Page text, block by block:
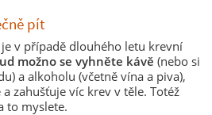
pít
v případě dlouhého letu krevní
možno se vyhněte kávě (nebo si
a alkoholu (včetně vína a piva),
zahušťuje víc krev v těle. Totéž
to myslete.